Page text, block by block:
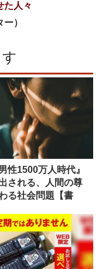
た人々
）
性1500万人時代』
される、人間の尊
る社会問題【書